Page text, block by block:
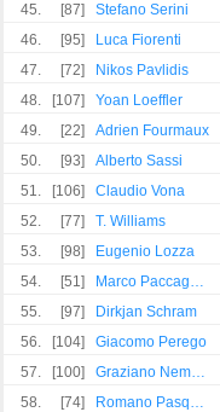
45.
[87] Stefano Serini
46.
[95] Luca Fiorenti
47.
[72] Nikos Pavlidis
48.
[107] Yoan Loeffler
49.
[22] Adrien Fourmaux
50.
[93] Alberto Sassi
51.
[106] Claudio Vona
52.
[77] T. Williams
53.
[98] Eugenio Lozza
54.
[51] Marco Paccagnella
55.
[97] Dirkjan Schram
56.
[104] Giacomo Perego
57.
[100] Graziano Nember
58.
[74] Romano Pasquali